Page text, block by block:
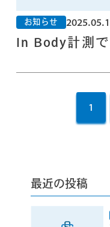
お知らせ
In Body計測で
1
最近の投稿